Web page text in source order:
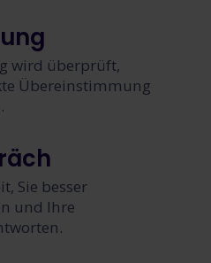
wird überprüft,
Übereinstimmung
Sie besser
und Ihre